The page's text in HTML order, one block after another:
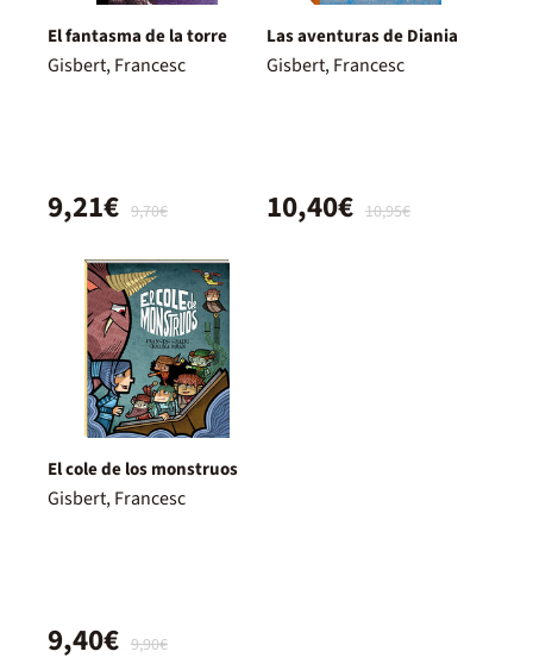
El fantasma de la torre
Gisbert, Francesc
9,70€
9,21€
Las aventuras de Diania
Gisbert, Francesc
10,95€
10,40€
El cole de los monstruos
Gisbert, Francesc
9,90€
9,40€